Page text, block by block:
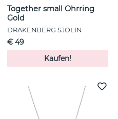
Together small Ohrring
Gold
DRAKENBERG SJÖLIN
€ 49
Kaufen!